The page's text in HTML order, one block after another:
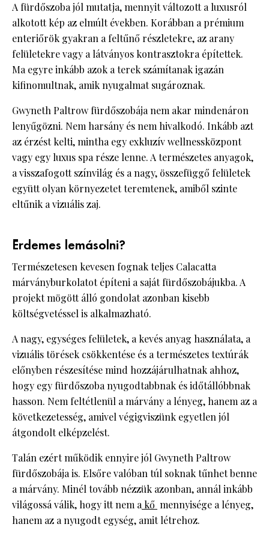
A fürdőszoba jól mutatja, mennyit változott a luxusról
alkotott kép az elmúlt években. Korábban a prémium
enteriőrök gyakran a feltűnő részletekre, az arany
felületekre vagy a látványos kontrasztokra építettek.
Ma egyre inkább azok a terek számítanak igazán
kifinomultnak, amik nyugalmat sugároznak.
Gwyneth Paltrow fürdőszobája nem akar mindenáron
lenyűgözni. Nem harsány és nem hivalkodó. Inkább azt
az érzést kelti, mintha egy exkluzív wellnessközpont
vagy egy luxus spa része lenne. A természetes anyagok,
a visszafogott színvilág és a nagy, összefüggő felületek
együtt olyan környezetet teremtenek, amiből szinte
eltűnik a vizuális zaj.
Érdemes lemásolni?
Természetesen kevesen fognak teljes Calacatta
márványburkolatot építeni a saját fürdőszobájukba. A
projekt mögött álló gondolat azonban kisebb
költségvetéssel is alkalmazható.
A nagy, egységes felületek, a kevés anyag használata, a
vizuális törések csökkentése és a természetes textúrák
előnyben részesítése mind hozzájárulhatnak ahhoz,
hogy egy fürdőszoba nyugodtabbnak és időtállóbbnak
hasson. Nem feltétlenül a márvány a lényeg, hanem az a
következetesség, amivel végigviszünk egyetlen jól
átgondolt elképzelést.
Talán ezért működik ennyire jól Gwyneth Paltrow
fürdőszobája is. Elsőre valóban túl soknak tűnhet benne
a márvány. Minél tovább nézzük azonban, annál inkább
világossá válik, hogy itt nem akő mennyisége a lényeg,
hanem az a nyugodt egység, amit létrehoz.